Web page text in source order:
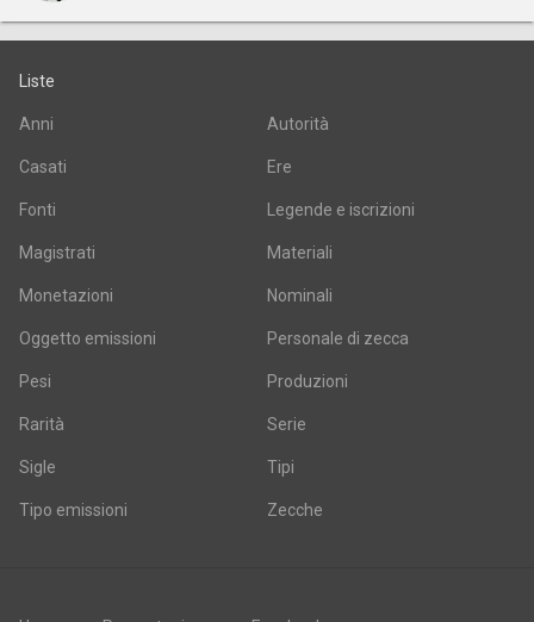
Liste
Anni Autorità
Casati Ere
Fonti Legende e iscrizioni
Magistrati Materiali
Monetazioni Nominali
Oggetto emissioni Personale di zecca
Pesi Produzioni
Rarità Serie
Sigle Tipi
Tipo emissioni Zecche